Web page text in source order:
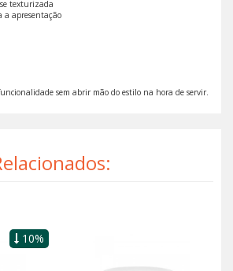
texturizada
apresentação
sem abrir mão do estilo na hora de servir.
10%